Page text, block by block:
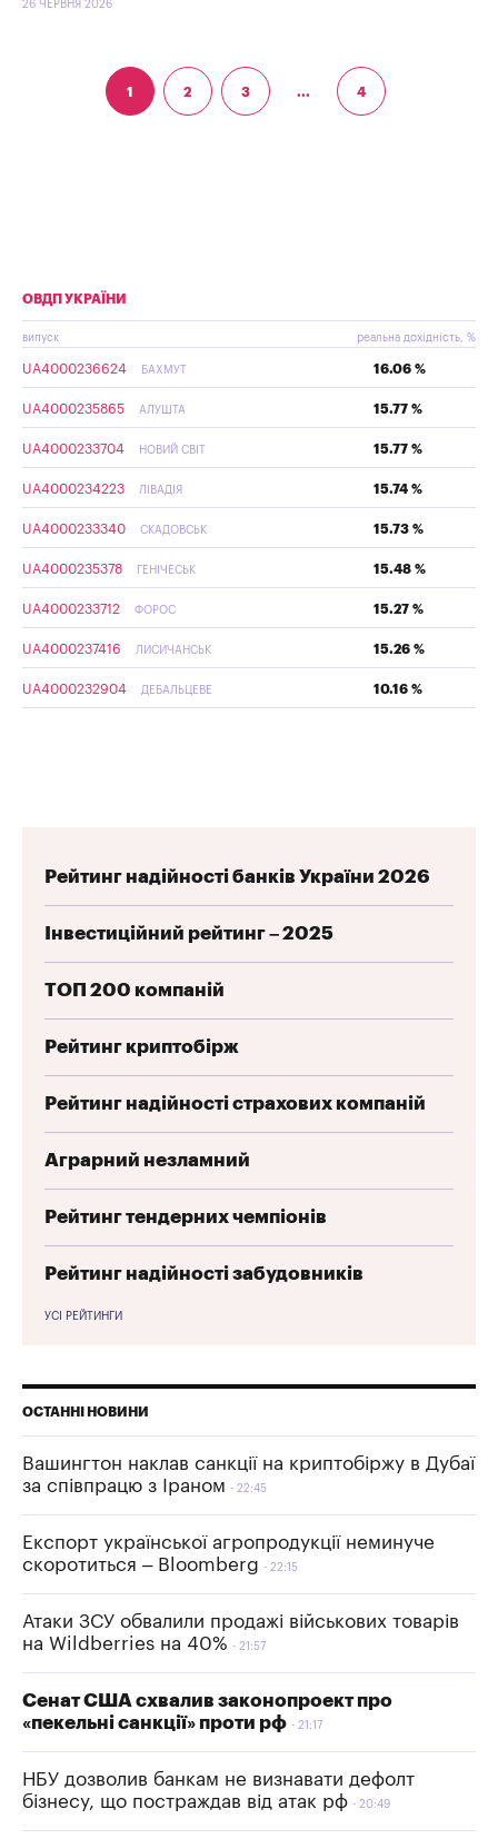
26 ЧЕРВНЯ 2026
1 2 3 ... 4
ОВДП УКРАЇНИ
випуск реальна дохідність, %
UA4000236624 БАХМУТ 16.06 %
UA4000235865 АЛУШТА 15.77 %
UA4000233704 НОВИЙ СВІТ 15.77 %
UA4000234223 ЛІВАДІЯ 15.74 %
UA4000233340 СКАДОВСЬК 15.73 %
UA4000235378 ГЕНІЧЕСЬК 15.48 %
UA4000233712 ФОРОС 15.27 %
UA4000237416 ЛИСИЧАНСЬК 15.26 %
UA4000232904 ДЕБАЛЬЦЕВЕ 10.16 %
Рейтинг надійності банків України 2026
Інвестиційний рейтинг – 2025
ТОП 200 компаній
Рейтинг криптобірж
Рейтинг надійності страхових компаній
Аграрний незламний
Рейтинг тендерних чемпіонів
Рейтинг надійності забудовників
УСІ РЕЙТИНГИ
ОСТАННІ НОВИНИ
Вашингтон наклав санкції на криптобіржу в Дубаї
за співпрацю з Іраном
22:45
Експорт української агропродукції неминуче
скоротиться – Bloomberg
22:15
Атаки ЗСУ обвалили продажі військових товарів
на Wildberries на 40%
21:57
Сенат США схвалив законопроект про
«пекельні санкції» проти рф
21:17
НБУ дозволив банкам не визнавати дефолт
бізнесу, що постраждав від атак рф
20:49